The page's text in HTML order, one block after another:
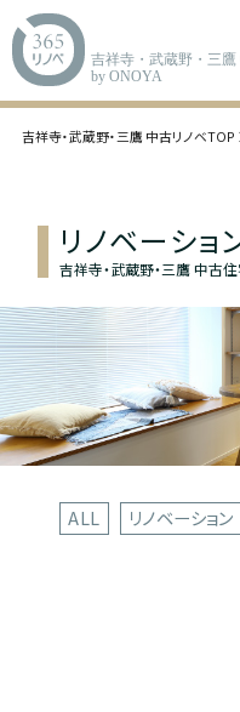
吉祥寺・武蔵野・三
by ONOYA
吉祥寺・武蔵野・三鷹 中古リノベTOP
リノベーショ
吉祥寺・武蔵野・三鷹 中古
ALL リノベーション